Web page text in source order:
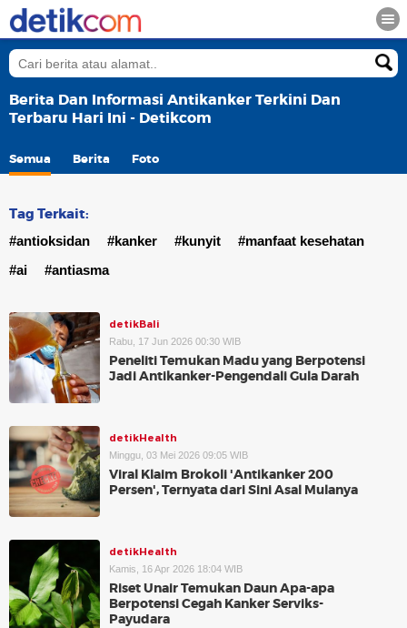
Berita Dan Informasi Antikanker Terkini Dan
Terbaru Hari Ini - Detikcom
Semua Berita Foto
Tag Terkait:
#antioksidan #kanker #kunyit
#manfaat kesehatan
#ai
#antiasma
detikBali
Rabu, 17 Jun 2026 00:30 WIB
Peneliti Temukan Madu yang Berpotensi
Jadi Antikanker-Pengendali Gula Darah
detikHealth
Minggu, 03 Mei 2026 09:05 WIB
Viral Klaim Brokoli 'Antikanker 200
Persen', Ternyata dari Sini Asal Mulanya
detikHealth
Kamis, 16 Apr 2026 18:04 WIB
Riset Unair Temukan Daun Apa-apa
Berpotensi Cegah Kanker Serviks-
Payudara